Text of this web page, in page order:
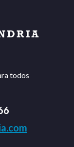
todos